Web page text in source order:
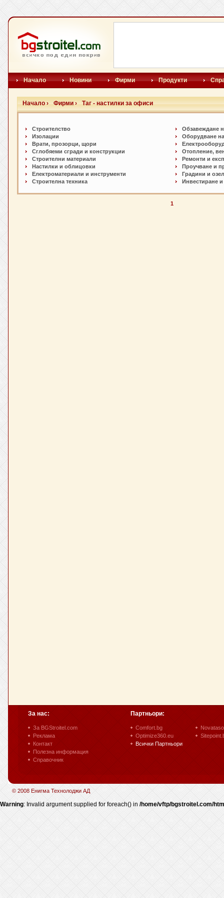
Начало Новини Фирми Продукти
Начало › Фирми › Таг - настилки за офиси
Строителство
Изолации
Врати, прозорци, щори
Сглобяеми сгради и конструкции
Строителни материали
Настилки и oблицовки
Електроматериали и инструменти
Строителна техника
Обзавеждане
Оборудване
Отопление,
Ремонти и
Проучване и
Градини и
Инвестиране
1
За нас:
За BGStroitel.com
Реклама
Контакт
Полезна информация
Справочник
Партньори:
Comfort.bg
Optimize360.eu
Всички Партньори
© 2008 Енигма Технолоджи АД
Warning: Invalid argument supplied for foreach() in /home/vftp/bgstroitel.com/